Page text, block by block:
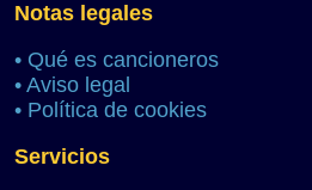
Notas legales
• Qué es cancioneros
• Aviso legal
• Política de cookies
Servicios